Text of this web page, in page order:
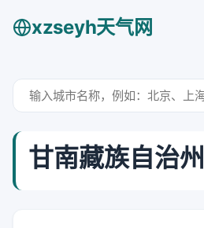
xzseyh天气网
甘南藏族自治州